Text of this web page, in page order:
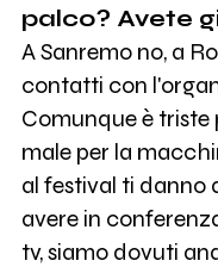
palco? Avete
A Sanremo no, a
contatti con
Comunque è
male per la
al festival ti danno
avere in
tv, siamo dovuti